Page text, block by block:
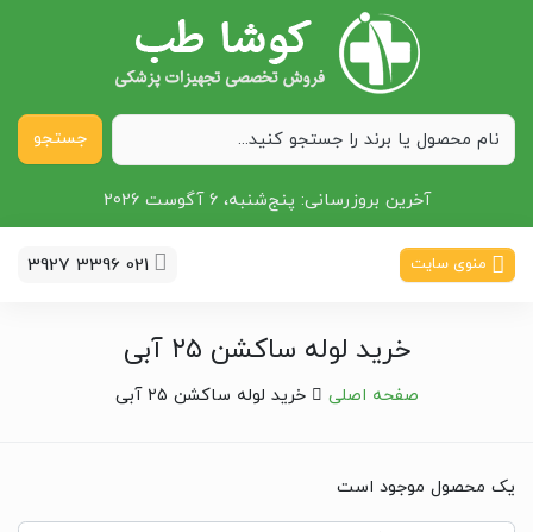
جستجو
آخرین بروزرسانی: پنج‌شنبه، 6 آگوست 2026
منوی سایت 021 3396 3927
خرید لوله ساکشن ۲۵ آبی
صفحه اصلی خرید لوله ساکشن ۲۵ آبی
یک محصول موجود است